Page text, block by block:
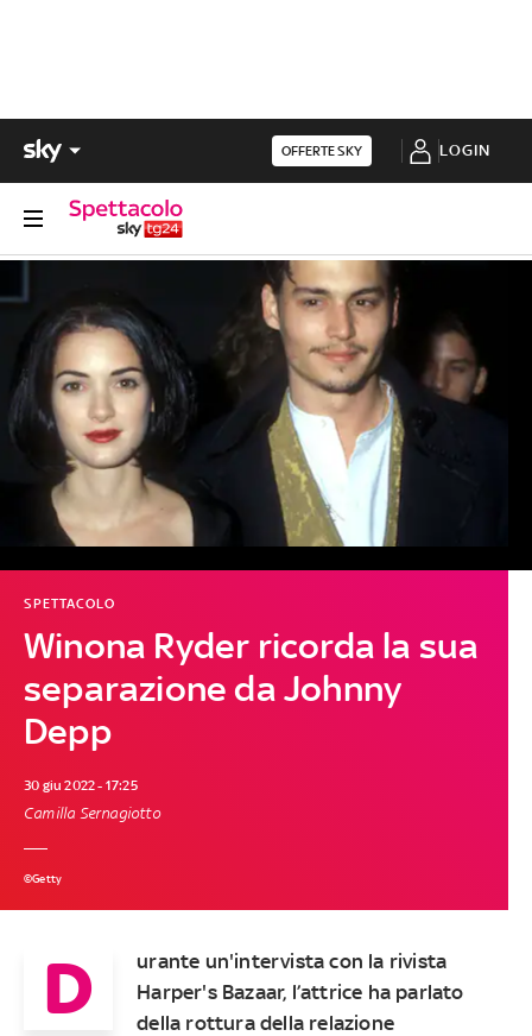
OFFERTE SKY LOGIN
Winona Ryder ricorda la sua
separazione da Johnny
Depp
SPETTACOLO
30 giu 2022 - 17:25
Camilla Sernagiotto
©Getty
D
urante un'intervista con la rivista
Harper's Bazaar, l’attrice ha parlato
della rottura della relazione